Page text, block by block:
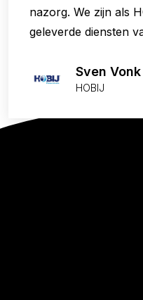
nazorg. We zijn als
geleverde diensten
Sven Vonk
HOBIJ